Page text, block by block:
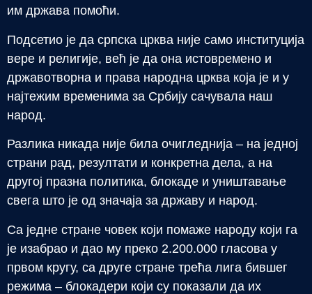
им држава помоћи.
Подсетио је да српска црква није само институција
вере и религије, већ је да она истовремено и
државотворна и права народна црква која је и у
најтежим временима за Србију сачувала наш
народ.
Разлика никада није била очигледнија – на једној
страни рад, резултати и конкретна дела, а на
другој празна политика, блокаде и уништавање
свега што је од значаја за државу и народ.
Са једне стране човек који помаже народу који га
је изабрао и дао му преко 2.200.000 гласова у
првом кругу, са друге стране трећа лига бившег
режима – блокадери који су показали да их